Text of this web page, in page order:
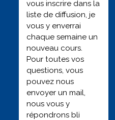
vous inscrire dans la
liste de diffusion, je
vous y enverrai
chaque semaine un
nouveau cours.
Pour toutes vos
questions, vous
pouvez nous
envoyer un mail,
nous vous y
répondrons bli